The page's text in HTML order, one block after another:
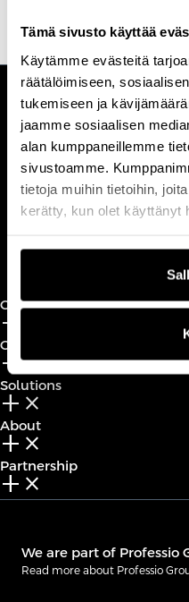
Tämä sivusto käyttää
Käytämme evästeitä
räätälöimiseen,
tukemiseen ja
jaamme sosiaalisen
alan kumppaneillemme
sivustoamme.
tietoja muihin tietoihin,
kerätty, kun olet käyttänyt
CUSTOMERCARE
Keilaranta 1 A, 02150 Espoo
customerservice@professio.fi
Book a call
CxO Circles
add_2
CxO Academy
add_2close
Solutions
add_2 close
About
add_2 close
Partnership
add_2 close
We are part of Professio
Read more about Professio